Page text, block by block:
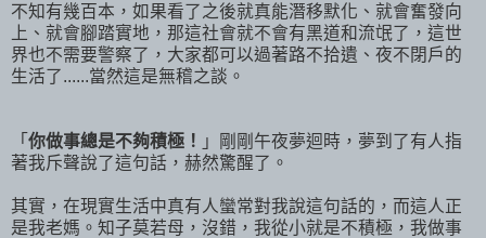
不知有幾百本，如果看了之後就真能潛移默化、就會奮發向
上、就會腳踏實地，那這社會就不會有黑道和流氓了，這世
界也不需要警察了，大家都可以過著路不拾遺、夜不閉戶的
生活了......當然這是無稽之談。
「 你做事總是不夠積極！ 」剛剛午夜夢迴時，夢到了有人指
著我斥聲說了這句話，赫然驚醒了。
其實，在現實生活中真有人蠻常對我說這句話的，而這人正
是我老媽。知子莫若母，沒錯，我從小就是不積極，我做事